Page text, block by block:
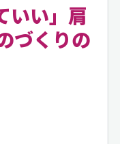
いい」肩
づくりの